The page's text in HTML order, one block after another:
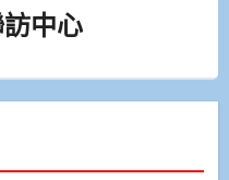
中心